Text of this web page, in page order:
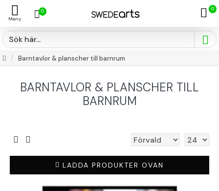
0 0
Barntavlor & planscher till barnrum
BARNTAVLOR & PLANSCHER TILL
BARNRUM
LADDA PRODUKTER OVAN